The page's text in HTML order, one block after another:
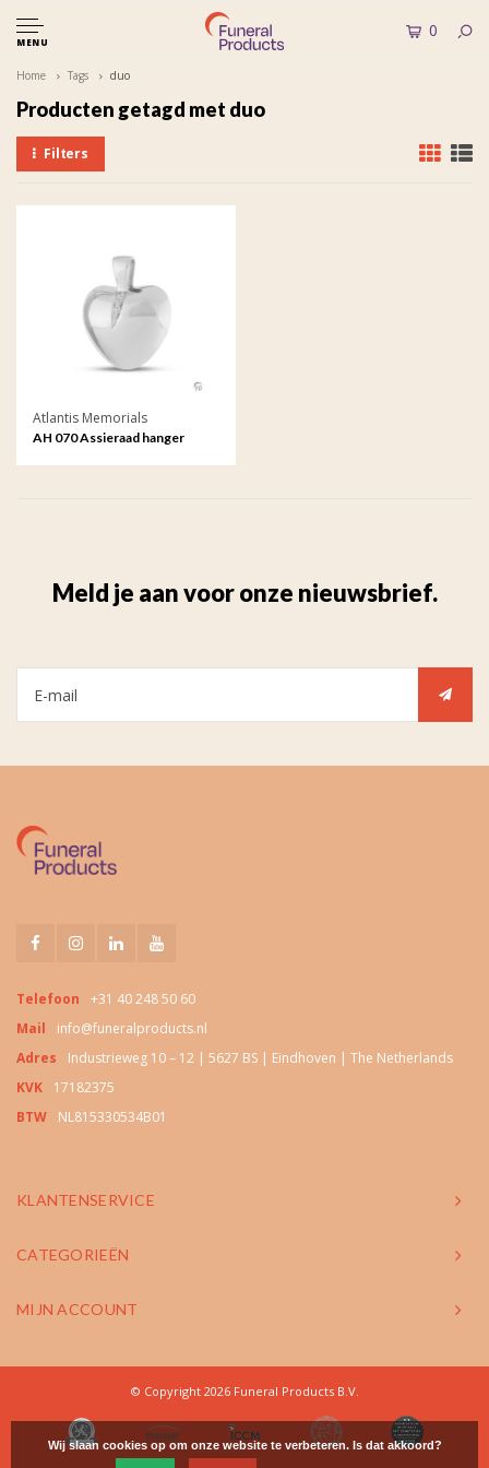
MENU
0
Home Tags duo
Producten getagd met duo
Filters
Atlantis Memorials
AH 070 Assieraad hanger
Meld je aan voor onze nieuwsbrief.
Telefoon
+31 40 248 50 60
Mail
info@funeralproducts.nl
Adres
Industrieweg 10 – 12 | 5627 BS | Eindhoven | The Netherlands
KVK
17182375
BTW
NL815330534B01
KLANTENSERVICE
CATEGORIEËN
MIJN ACCOUNT
© Copyright 2026 Funeral Products B.V.
Wij slaan cookies op om onze website te verbeteren. Is dat akkoord?